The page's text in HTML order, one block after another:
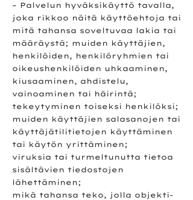
– Palvelun hyväksikäyttö tavalla,
joka rikkoo näitä käyttöehtoja tai
mitä tahansa soveltuvaa lakia tai
määräystä; muiden käyttäjien,
henkilöiden, henkilöryhmien tai
oikeushenkilöiden uhkaaminen,
kiusaaminen, ahdistelu,
vainoaminen tai häirintä;
tekeytyminen toiseksi henkilöksi;
muiden käyttäjien salasanojen tai
käyttäjätilitietojen käyttäminen
tai käytön yrittäminen;
viruksia tai turmeltunutta tietoa
sisältävien tiedostojen
lähettäminen;
mikä tahansa teko, jolla objekti-